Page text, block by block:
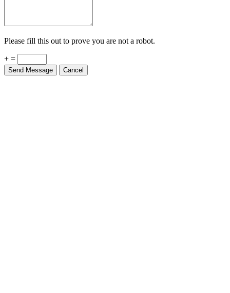
Please fill this out to prove you are not a robot.
+ =
Send Message Cancel